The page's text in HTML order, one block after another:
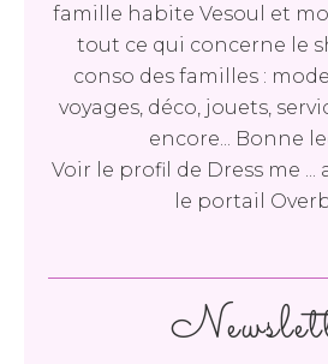
famille habite Vesoul et
tout ce qui concerne le
conso des familles :
voyages, déco, jouets,
encore... Bonne
Voir le profil de Dress me ...
le portail